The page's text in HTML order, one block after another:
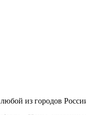
из городов